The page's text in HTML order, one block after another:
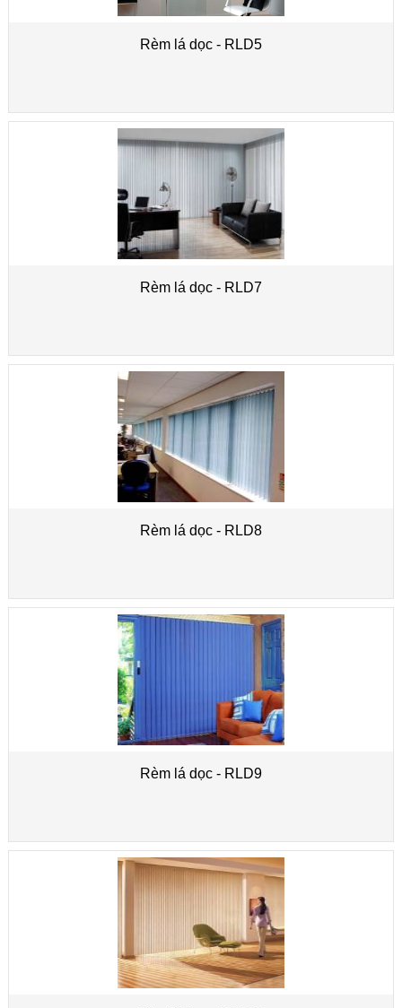
Rèm lá dọc - RLD5
Rèm lá dọc - RLD7
Rèm lá dọc - RLD8
Rèm lá dọc - RLD9